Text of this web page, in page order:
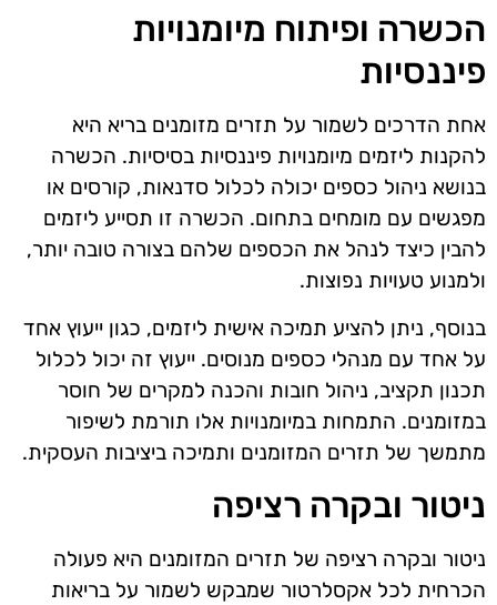
הכשרה ופיתוח מיומנויות
פיננסיות
אחת הדרכים לשמור על תזרים מזומנים בריא היא
להקנות ליזמים מיומנויות פיננסיות בסיסיות. הכשרה
בנושא ניהול כספים יכולה לכלול סדנאות, קורסים או
מפגשים עם מומחים בתחום. הכשרה זו תסייע ליזמים
להבין כיצד לנהל את הכספים שלהם בצורה טובה יותר,
ולמנוע טעויות נפוצות.
בנוסף, ניתן להציע תמיכה אישית ליזמים, כגון ייעוץ אחד
על אחד עם מנהלי כספים מנוסים. ייעוץ זה יכול לכלול
תכנון תקציב, ניהול חובות והכנה למקרים של חוסר
במזומנים. התמחות במיומנויות אלו תורמת לשיפור
מתמשך של תזרים המזומנים ותמיכה ביציבות העסקית.
ניטור ובקרה רציפה
ניטור ובקרה רציפה של תזרים המזומנים היא פעולה
הכרחית לכל אקסלרטור שמבקש לשמור על בריאות